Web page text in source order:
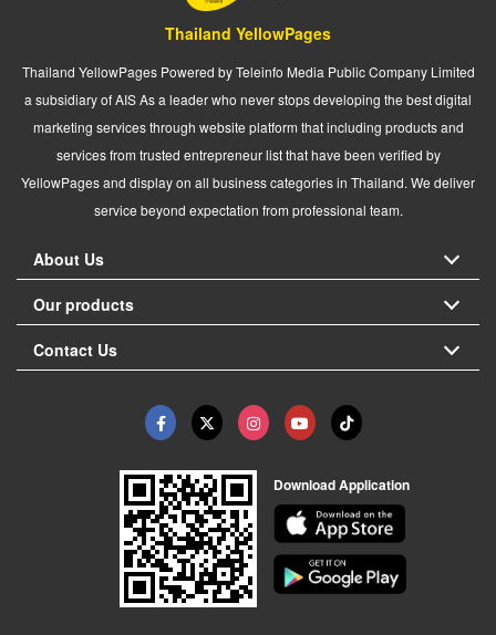
Thailand YellowPages
Thailand YellowPages Powered by Teleinfo Media Public Company Limited
a subsidiary of AIS As a leader who never stops developing the best digital
marketing services through website platform that including products and
services from trusted entrepreneur list that have been verified by
YellowPages and display on all business categories in Thailand. We deliver
service beyond expectation from professional team.
About Us
Our products
Contact Us
Download Application